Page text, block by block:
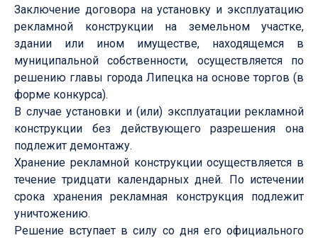
Заключение договора на установку и эксплуатацию
рекламной конструкции на земельном участке,
здании или ином имуществе, находящемся в
муниципальной собственности, осуществляется по
решению главы города Липецка на основе торгов (в
форме конкурса).
В случае установки и (или) эксплуатации рекламной
конструкции без действующего разрешения она
подлежит демонтажу.
Хранение рекламной конструкции осуществляется в
течение тридцати календарных дней. По истечении
срока хранения рекламная конструкция подлежит
уничтожению.
Решение вступает в силу со дня его официального